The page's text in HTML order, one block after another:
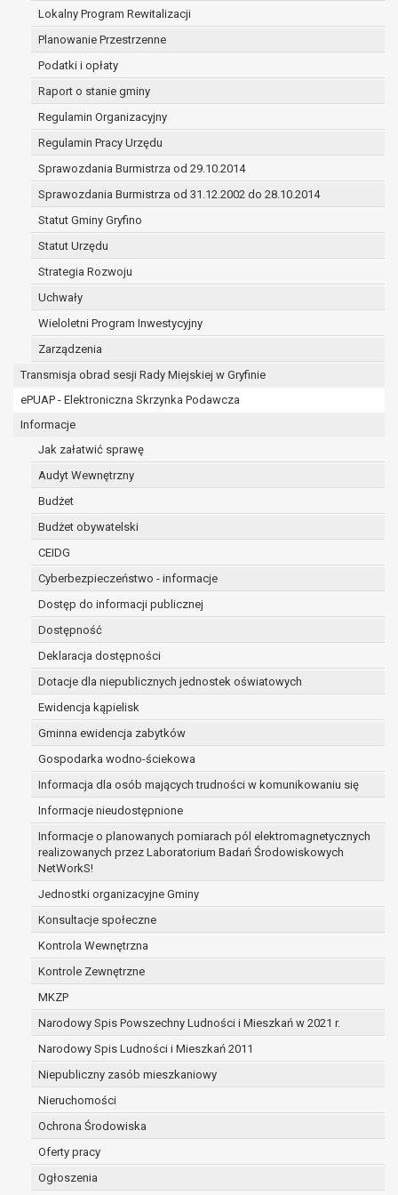
Lokalny Program Rewitalizacji
Planowanie Przestrzenne
Podatki i opłaty
Raport o stanie gminy
Regulamin Organizacyjny
Regulamin Pracy Urzędu
Sprawozdania Burmistrza od 29.10.2014
Sprawozdania Burmistrza od 31.12.2002 do 28.10.2014
Statut Gminy Gryfino
Statut Urzędu
Strategia Rozwoju
Uchwały
Wieloletni Program Inwestycyjny
Zarządzenia
Transmisja obrad sesji Rady Miejskiej w Gryfinie
ePUAP - Elektroniczna Skrzynka Podawcza
Informacje
Jak załatwić sprawę
Audyt Wewnętrzny
Budżet
Budżet obywatelski
CEIDG
Cyberbezpieczeństwo - informacje
Dostęp do informacji publicznej
Dostępność
Deklaracja dostępności
Dotacje dla niepublicznych jednostek oświatowych
Ewidencja kąpielisk
Gminna ewidencja zabytków
Gospodarka wodno-ściekowa
Informacja dla osób mających trudności w komunikowaniu się
Informacje nieudostępnione
Informacje o planowanych pomiarach pól elektromagnetycznych
realizowanych przez Laboratorium Badań Środowiskowych
NetWorkS!
Jednostki organizacyjne Gminy
Konsultacje społeczne
Kontrola Wewnętrzna
Kontrole Zewnętrzne
MKZP
Narodowy Spis Powszechny Ludności i Mieszkań w 2021 r.
Narodowy Spis Ludności i Mieszkań 2011
Niepubliczny zasób mieszkaniowy
Nieruchomości
Ochrona Środowiska
Oferty pracy
Ogłoszenia
(merytorycznych), a także obowiązków i
zadań zleconych przez instytucje
nadrzędne wobec Gminy;
zawarcia i realizacji umów;
ochrony żywotnych interesów osoby, której
dane dotyczą, lub innej osoby fizycznej;
wykonania zadania realizowanego w
interesie publicznym lub w ramach
sprawowania władzy publicznej
powierzonej administratorowi;
w pozostałych przypadkach dane osobowe
przetwarzane są wyłącznie na podstawie
wcześniej udzielonej zgody w zakresie i celu
określonym w treści zgody.
W związku z przetwarzaniem danych w celu
wskazanym w pkt. 3, dane osobowe mogą być
udostępniane innym upoważnionym odbiorcom lub
kategoriom odbiorców danych osobowych.
Odbiorcami mogą być:
podmioty, które przetwarzają dane
osobowe w imieniu administratora na
osobowych;
podmioty upoważnione do odbioru danych
przepisów prawa.
Pani/Pana dane osobowe będą przetwarzane
przez okres niezbędny do realizacji celu dla jakiego
zostały zebrane oraz zgodnie z terminami
archiwizacji określonymi przez przepisy prawa
powszechnie obowiązującego.
W przypadku, gdy dane osobowe przetwarzane są
na podstawie zgody osoby, której dane dotyczą
przetwarzanie odbywa się do czasu wycofania tej
zgody.
W przypadku, gdy dane osobowe przetwarzane są
w celu zawarcia i realizacji umowy przetwarzanie
odbywa się przez okres niezbędny do realizacji
zawartej umowy, a po tym czasie w zakresie
wymaganym przez przepisy prawa lub dla
zabezpieczenia ewentualnych roszczeń, a w
przypadku wyrażenia zgody na przetwarzanie
danych po zakończeniu i rozliczeniu umowy, do
czasu wycofania tej zgody.
Ponadto w przypadku umów o dofinansowanie
dane osobowe od momentu pozyskania
przechowywane są przez okres wynikający z
umowy o dofinansowanie zawartej między
beneficjentem a określoną instytucją, trwałości
danego projektu i konieczności zachowania
dokumentacji projektu do celów kontrolnych.
W związku z przetwarzaniem przez
administratora danych osobowych przysługuje
Pani/Panu:
prawo dostępu do treści danych oraz
otrzymywania ich kopii na podstawie art. 15
RODO;
podstawie art. 16 RODO,